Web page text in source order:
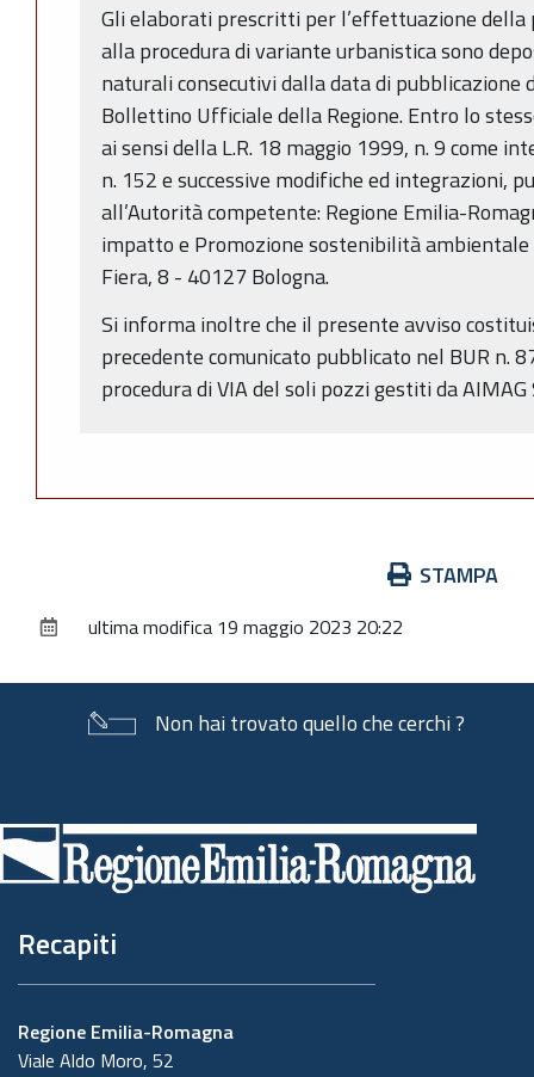
Gli elaborati prescritti per l’effettuazione della
alla procedura di variante urbanistica sono
naturali consecutivi dalla data di pubblicazione
Bollettino Ufficiale della Regione. Entro lo
ai sensi della L.R. 18 maggio 1999, n. 9 come
n. 152 e successive modifiche ed integrazioni,
all’Autorità competente: Regione Emilia-
impatto e Promozione sostenibilità
Fiera, 8 - 40127 Bologna.
Si informa inoltre che il presente avviso
precedente comunicato pubblicato nel BUR n.
procedura di VIA del soli pozzi gestiti da AIMAG
documento
STAMPA
ultima modifica 19 maggio 2023 20:22
Non hai trovato quello che cerchi ?
di
pagina
Recapiti
Regione Emilia-Romagna
Viale Aldo Moro, 52